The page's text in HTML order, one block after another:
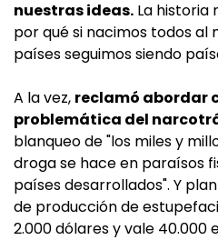
nuestras ideas. La historia
por qué si nacimos todos al
países seguimos siendo
A la vez, reclamó abordar
problemática del
blanqueo de "los miles y
droga se hace en paraísos
países desarrollados". Y
de producción de
2.000 dólares y vale 40.000